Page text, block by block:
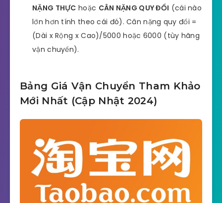
NẶNG THỰC hoặc CÂN NẶNG QUY ĐỔI (cái nào
lớn hơn tính theo cái đó). Cân nặng quy đổi =
(Dài x Rộng x Cao)/5000 hoặc 6000 (tùy hãng
vận chuyển).
Bảng Giá Vận Chuyển Tham Khảo
Mới Nhất (Cập Nhật 2024)